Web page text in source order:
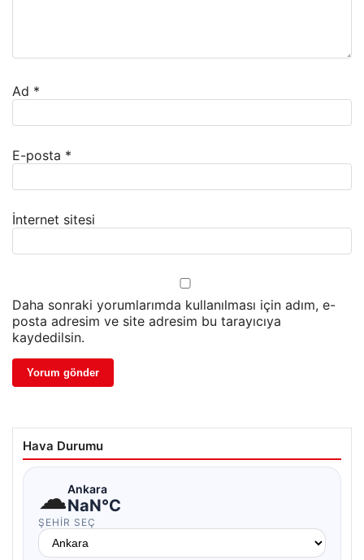
Ad *
E-posta *
İnternet sitesi
Daha sonraki yorumlarımda kullanılması için adım, e-
posta adresim ve site adresim bu tarayıcıya
kaydedilsin.
Hava Durumu
☁Ankara
NaN°C
ŞEHIR SEÇ